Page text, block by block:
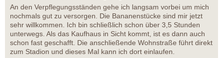
An den Verpflegungsständen gehe ich langsam vorbei um mich
nochmals gut zu versorgen. Die Bananenstücke sind mir jetzt
sehr willkommen. Ich bin schließlich schon über 3,5 Stunden
unterwegs. Als das Kaufhaus in Sicht kommt, ist es dann auch
schon fast geschafft. Die anschließende Wohnstraße führt direkt
zum Stadion und dieses Mal kann ich dort einlaufen.